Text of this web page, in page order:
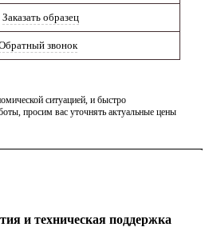
Заказать образец
звонок
ситуацией, и быстро
просим вас уточнять актуальные цены
и техническая поддержка